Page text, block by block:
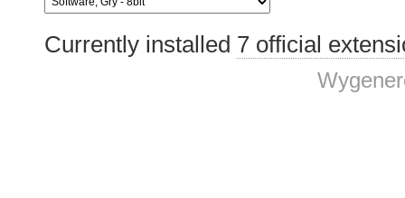
Currently installed 7 official